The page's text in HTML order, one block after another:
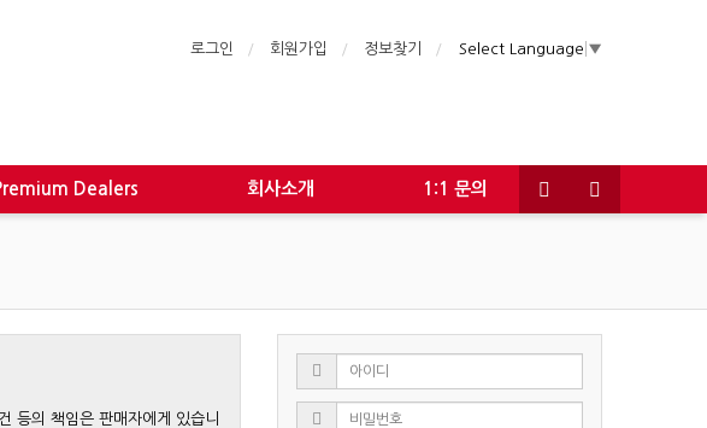
로그인 회원가입 정보찾기 Select Language ▼
Dealers 회사소개 1:1 문의
등의 책임은 판매자에게 있습니